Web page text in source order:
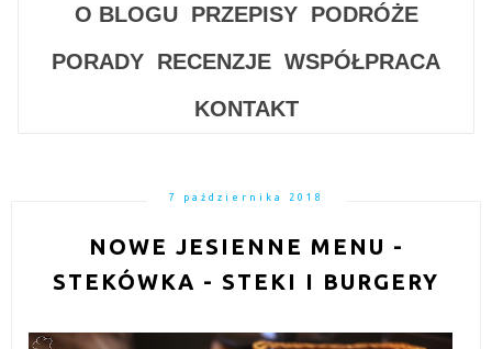
O BLOGU PRZEPISY
PODRÓŻE
PORADY RECENZJE WSPÓŁPRACA
KONTAKT
7 października 2018
NOWE JESIENNE MENU -
STEKÓWKA - STEKI I BURGERY